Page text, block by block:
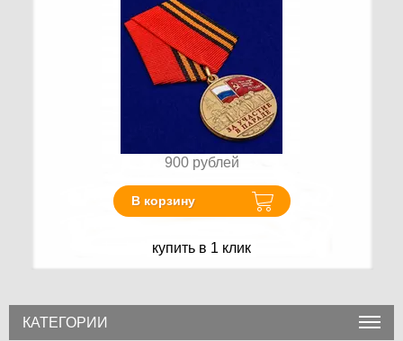
900 рублей
В корзину
купить в 1 клик
КАТЕГОРИИ